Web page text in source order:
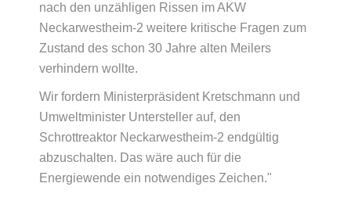
nach den unzähligen Rissen im AKW
Neckarwestheim-2 weitere kritische Fragen zum
Zustand des schon 30 Jahre alten Meilers
verhindern wollte.
Wir fordern Ministerpräsident Kretschmann und
Umweltminister Untersteller auf, den
Schrottreaktor Neckarwestheim-2 endgültig
abzuschalten. Das wäre auch für die
Energiewende ein notwendiges Zeichen."